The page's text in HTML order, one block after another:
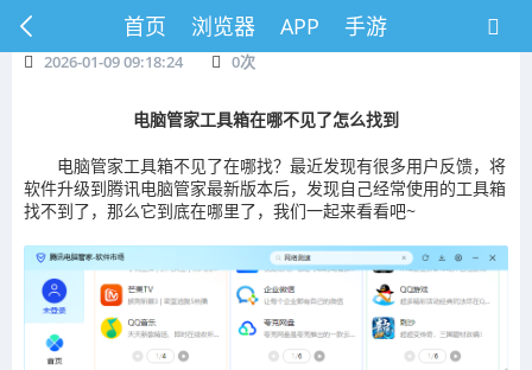
首页 浏览器 APP 手游
2026-01-09 09:18:24 0次
电脑管家工具箱在哪不见了怎么找到
电脑管家工具箱不见了在哪找？最近发现有很多用户反馈，将
软件升级到腾讯电脑管家最新版本后，发现自己经常使用的工具箱
找不到了，那么它到底在哪里了，我们一起来看看吧~